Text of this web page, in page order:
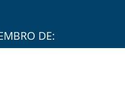
DE: